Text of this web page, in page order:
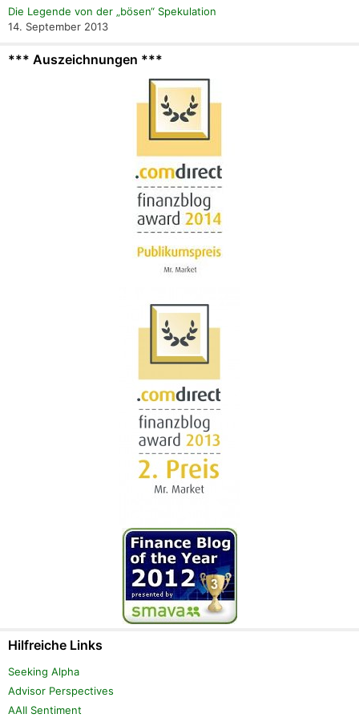
Die Legende von der „bösen“ Spekulation
14. September 2013
*** Auszeichnungen ***
Hilfreiche Links
Seeking Alpha
Advisor Perspectives
AAII Sentiment